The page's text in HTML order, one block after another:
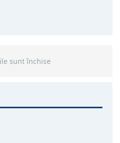
sunt închise